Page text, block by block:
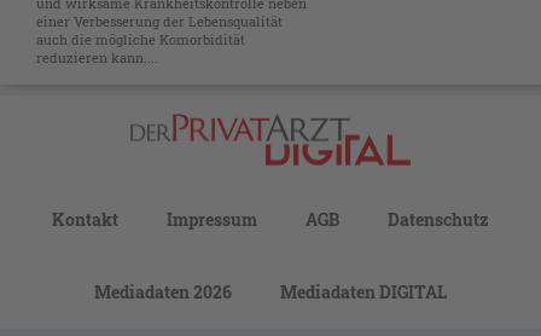
einer Verbesserung der Lebensqualität
auch die mögliche Komorbidität
reduzieren kann....
Kontakt Impressum AGB Datenschutz
Mediadaten 2026 Mediadaten DIGITAL